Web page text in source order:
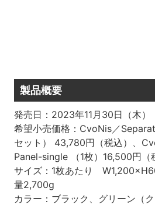
製品概要
発売日：2023年11月30日（木）
希望小売価格：CvoNis／
セット） 43,780円（税込）、
Panel-single （1枚）16,500円（
サイズ：1枚あたり
量2,700g
カラー：ブラック、グリーン（ク